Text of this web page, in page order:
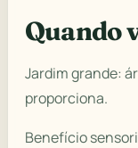
Quando
Jardim grande:
proporciona.
Benefício